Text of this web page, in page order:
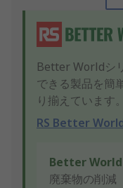
Better Worldシ
できる製品を簡
り揃えています。
RS Better
Better World
廃棄物の削減